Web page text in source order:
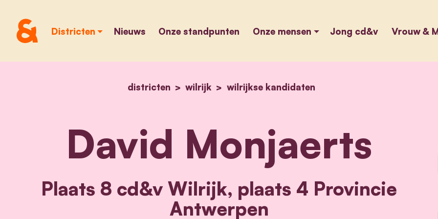
Districten Nieuws Onze standpunten Onze mensen Jong cd&v Vrouw &
home
districten wilrijk wilrijkse kandidaten
david monjaerts
David Monjaerts
Plaats 8 cd&v Wilrijk, plaats 4 Provincie
Antwerpen